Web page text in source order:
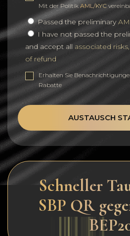
Mit der PolitikAML/KYC
Passed the preliminary
I have not passed the
and accept all associated
of refund
Erhalten Sie
Rabatte
AUSTAUSCH
Schneller
SBP QR